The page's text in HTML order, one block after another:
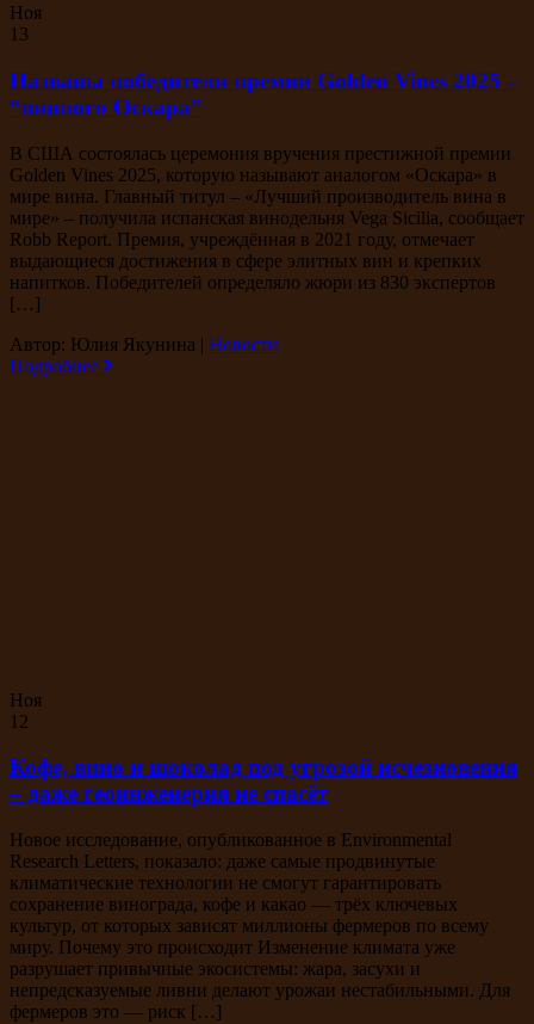
Ноя
13
Названы победители премии Golden Vines 2025 –
“винного Оскара”
В США состоялась церемония вручения престижной премии
Golden Vines 2025, которую называют аналогом «Оскара» в
мире вина. Главный титул – «Лучший производитель вина в
мире» – получила испанская винодельня Vega Sicilia, сообщает
Robb Report. Премия, учреждённая в 2021 году, отмечает
выдающиеся достижения в сфере элитных вин и крепких
напитков. Победителей определяло жюри из 830 экспертов
[…]
Автор: Юлия Якунина | Новости
Подробнее
Ноя
12
Кофе, вино и шоколад под угрозой исчезновения
– даже геоинженерия не спасёт
Новое исследование, опубликованное в Environmental
Research Letters, показало: даже самые продвинутые
климатические технологии не смогут гарантировать
сохранение винограда, кофе и какао — трёх ключевых
культур, от которых зависят миллионы фермеров по всему
миру. Почему это происходит Изменение климата уже
разрушает привычные экосистемы: жара, засухи и
непредсказуемые ливни делают урожаи нестабильными. Для
фермеров это — риск […]